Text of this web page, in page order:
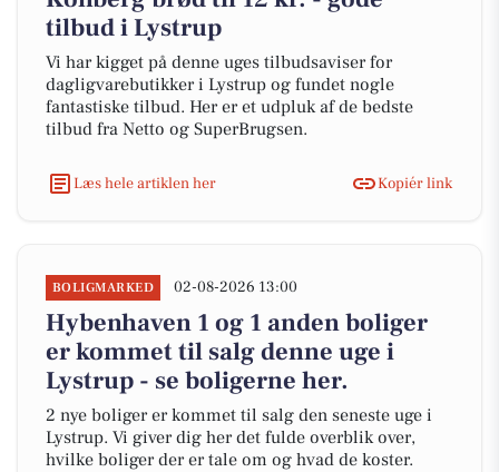
tilbud i Lystrup
Vi har kigget på denne uges tilbudsaviser for
dagligvarebutikker i Lystrup og fundet nogle
fantastiske tilbud. Her er et udpluk af de bedste
tilbud fra Netto og SuperBrugsen.
Læs hele artiklen her Kopiér link
BOLIGMARKED 02-08-2026 13:00
Hybenhaven 1 og 1 anden boliger
er kommet til salg denne uge i
Lystrup - se boligerne her.
2 nye boliger er kommet til salg den seneste uge i
Lystrup. Vi giver dig her det fulde overblik over,
hvilke boliger der er tale om og hvad de koster.